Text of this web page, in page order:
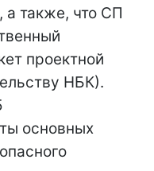
а также, что СП
проектной
НБК).
основных